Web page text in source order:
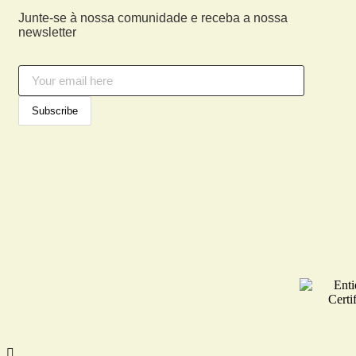
Junte-se à nossa comunidade e receba a nossa
newsletter